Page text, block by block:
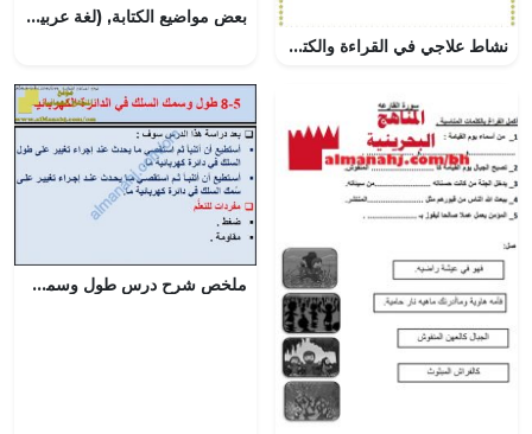
نشاط علاجي في القراءة والكتابة (لغة عربية) الثاني
بعض مواضيع الكتابة, (لغة عربية) الخامس
ملخص شرح درس طول وسمك السلك في الدائرة الكهربائية مع حل الأنشطة (علوم) السادس